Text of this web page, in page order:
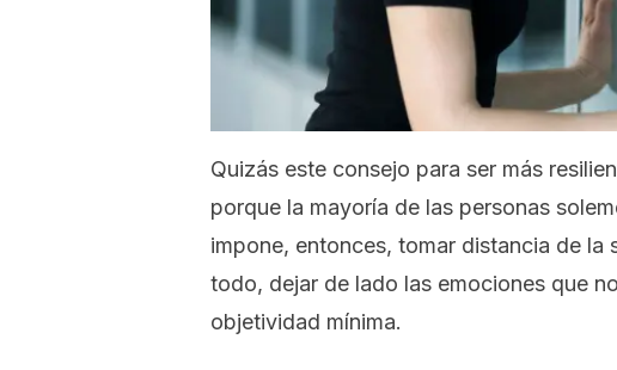
Quizás este consejo para ser más
porque la mayoría de las personas
impone, entonces, tomar distancia de
todo, dejar de lado las emociones que
objetividad mínima.